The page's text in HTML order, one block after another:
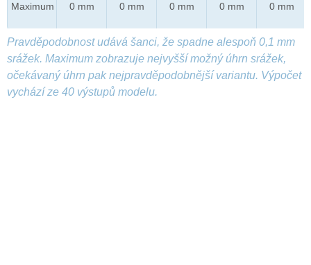
Maximum 0 mm 0 mm 0 mm 0 mm 0 mm
Pravděpodobnost udává šanci, že spadne alespoň 0,1 mm
srážek. Maximum zobrazuje nejvyšší možný úhrn srážek,
očekávaný úhrn pak nejpravděpodobnější variantu. Výpočet
vychází ze 40 výstupů modelu.